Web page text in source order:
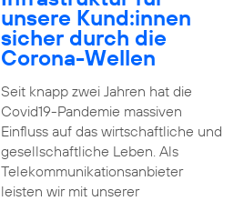
unsere Kund:innen
sicher durch die
Corona-Wellen
Seit knapp zwei Jahren hat die
Covid19-Pandemie massiven
Einfluss auf das wirtschaftliche und
gesellschaftliche Leben. Als
Telekommunikationsanbieter
leisten wir mit unserer